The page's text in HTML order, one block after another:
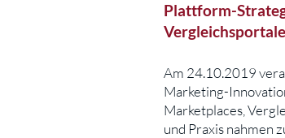
Plattform-
Am 24.10.2019
Marketing-
Marketplaces,
und Praxis nahmen